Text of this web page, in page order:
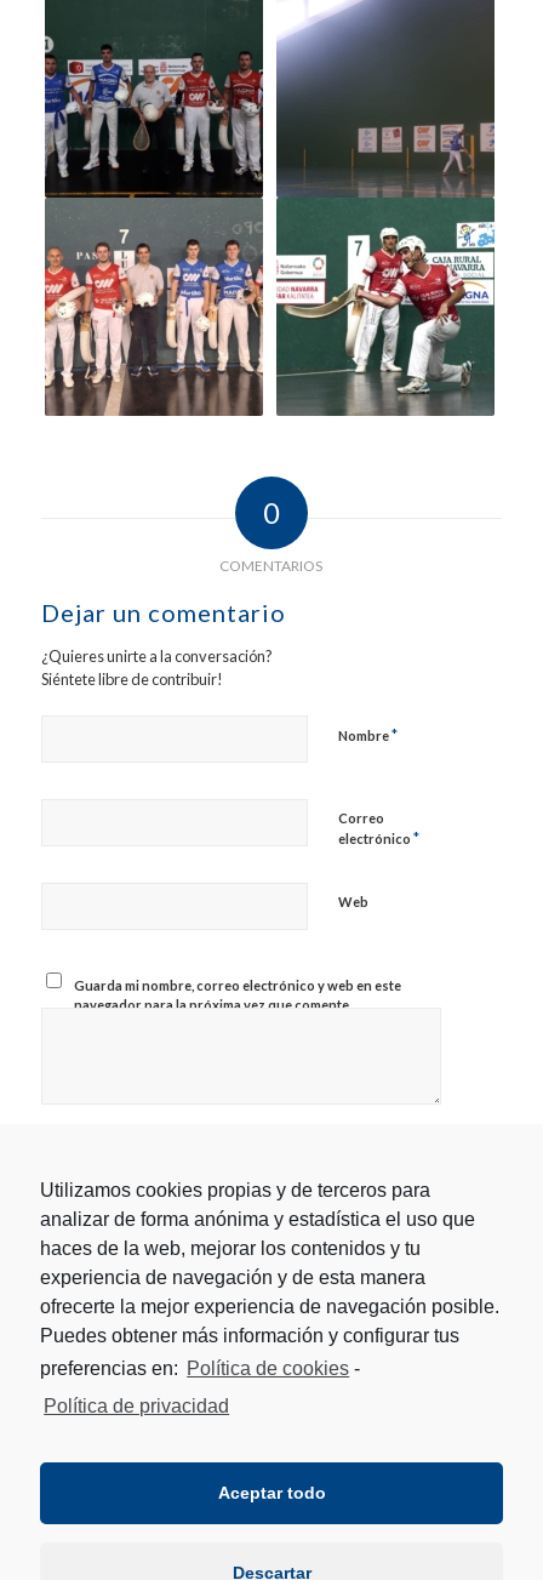
0
COMENTARIOS
Dejar un comentario
¿Quieres unirte a la conversación?
Siéntete libre de contribuir!
Nombre*
Correo
electrónico *
Web
Guarda mi nombre, correo electrónico y web en este
navegador para la próxima vez que comente.
Utilizamos cookies propias y de terceros para
analizar de forma anónima y estadística el uso que
haces de la web, mejorar los contenidos y tu
experiencia de navegación y de esta manera
ofrecerte la mejor experiencia de navegación posible.
Puedes obtener más información y configurar tus
preferencias en: Política de cookies -
Política de privacidad
Aceptar todo
Descartar